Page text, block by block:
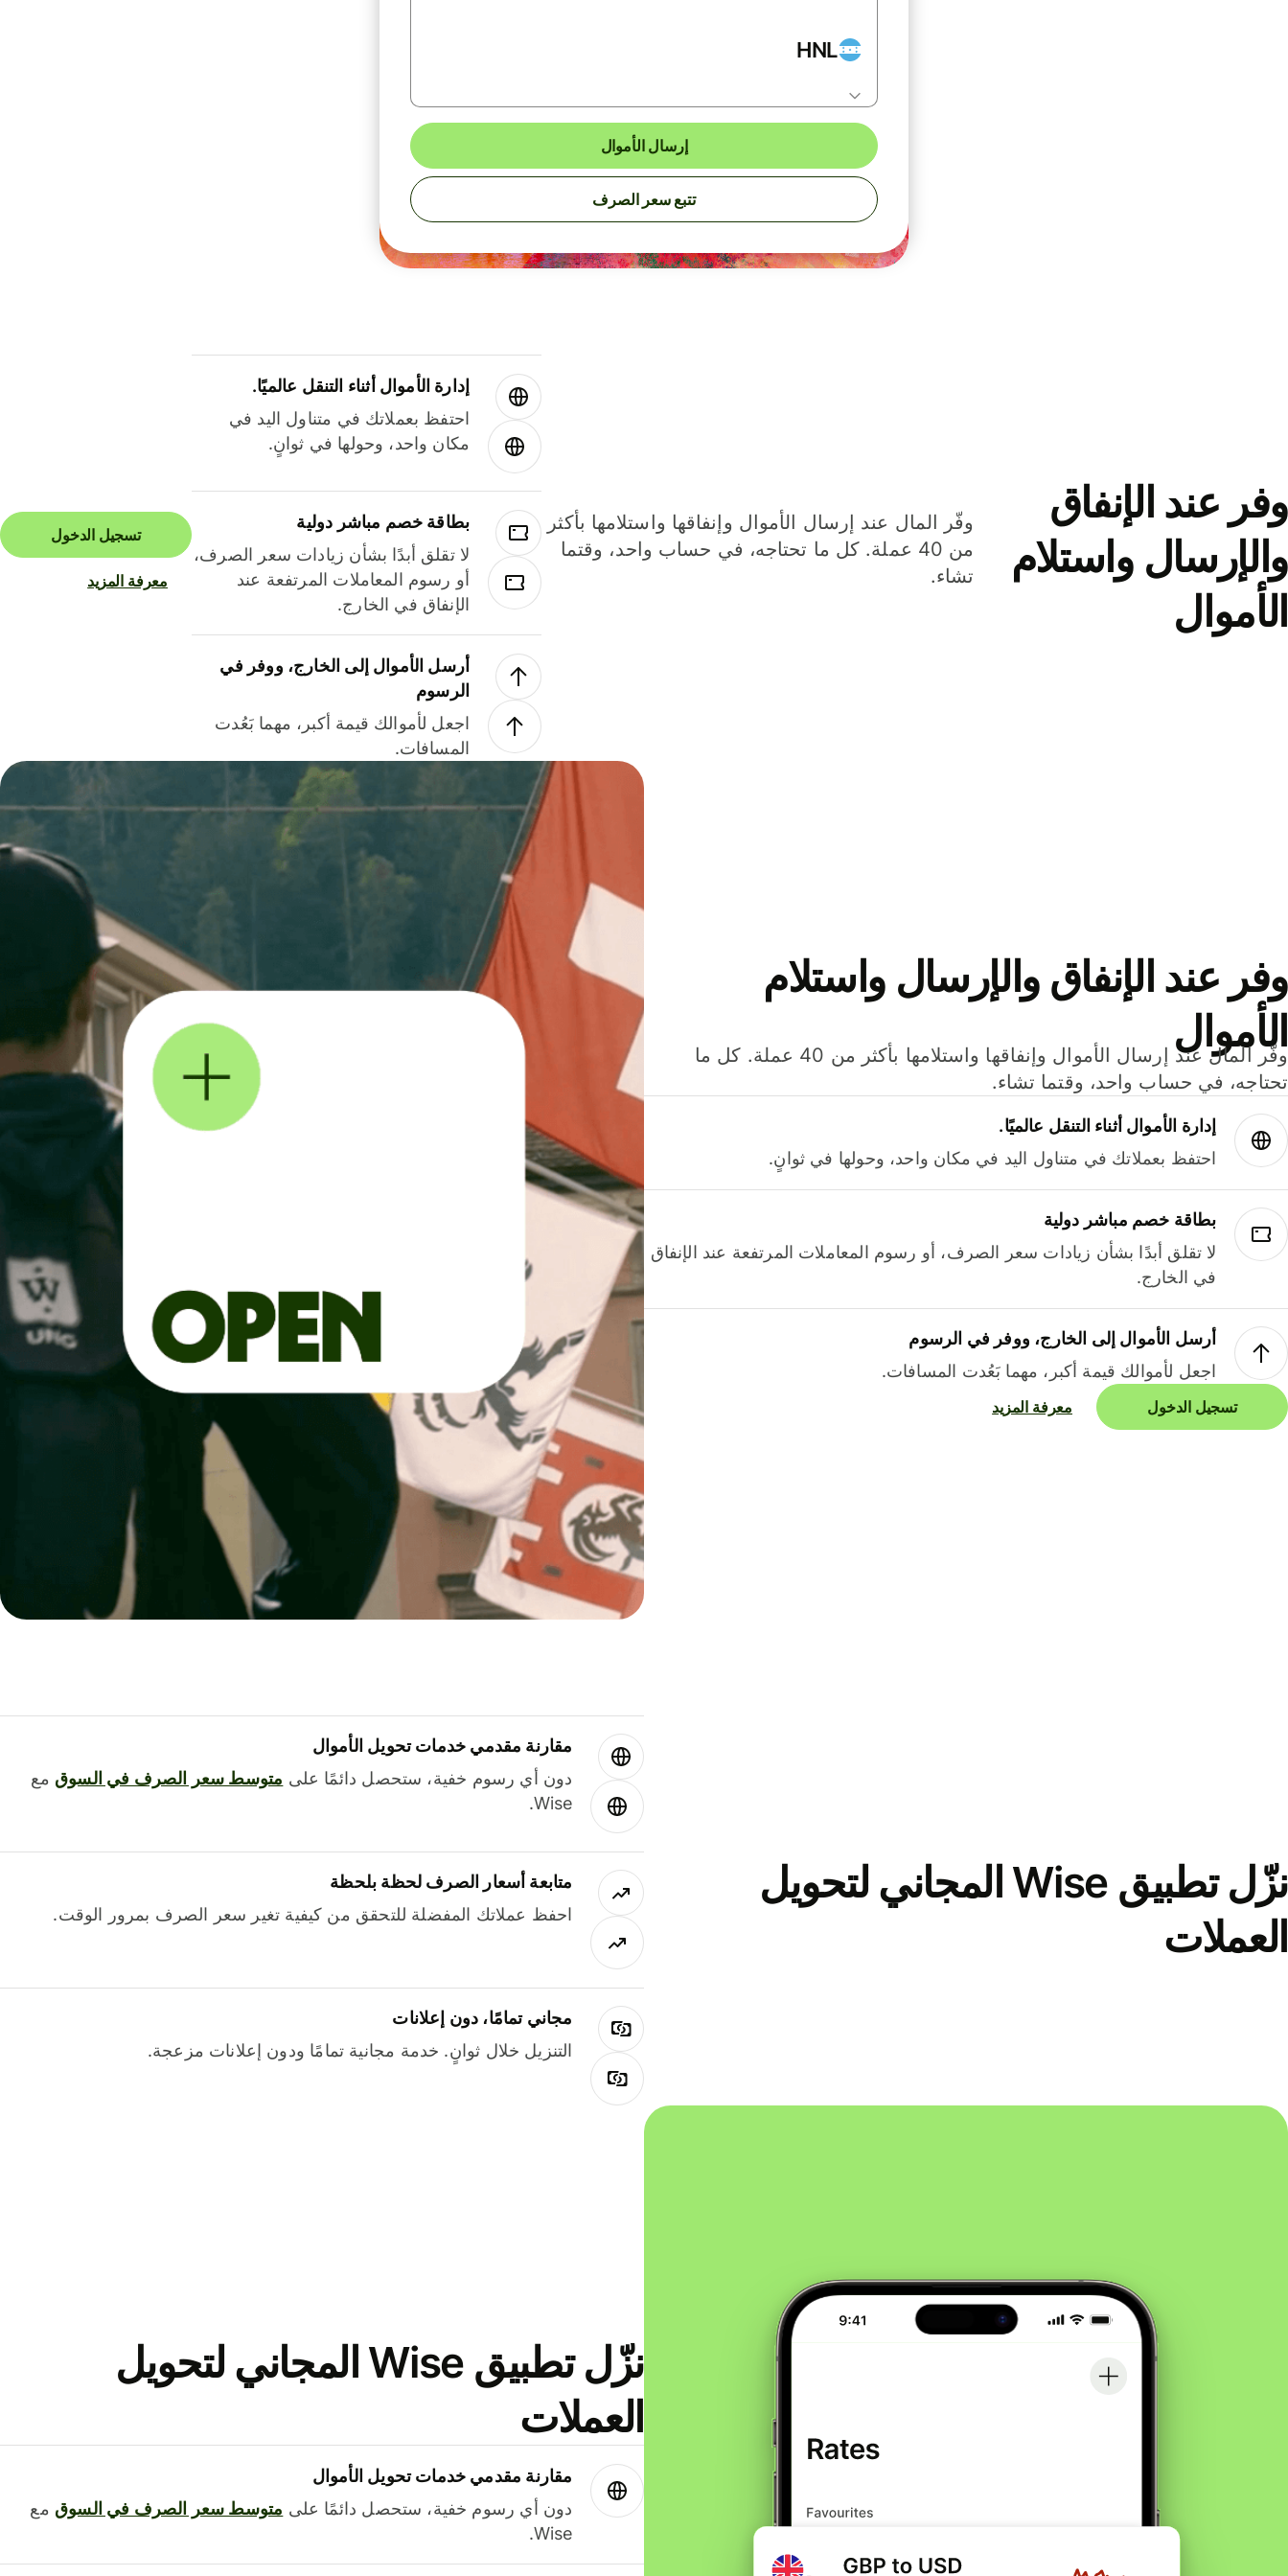
HNL
إرسال الأموال
تتبع سعر الصرف
وفر عند الإنفاق
والإرسال واستلام
الأموال
وفّر المال عند إرسال الأموال وإنفاقها واستلامها بأكثر
من 40 عملة. كل ما تحتاجه، في حساب واحد، وقتما
تشاء.
إدارة الأموال أثناء التنقل عالميًا.
احتفظ بعملاتك في متناول اليد في
مكان واحد، وحولها في ثوانٍ.
بطاقة خصم مباشر دولية
لا تقلق أبدًا بشأن زيادات سعر الصرف،
أو رسوم المعاملات المرتفعة عند
الإنفاق في الخارج.
أرسل الأموال إلى الخارج، ووفر في
الرسوم
اجعل لأموالك قيمة أكبر، مهما بَعُدت
المسافات.
تسجيل الدخول
معرفة المزيد
وفر عند الإنفاق والإرسال واستلام
الأموال
وفّر المال عند إرسال الأموال وإنفاقها واستلامها بأكثر من 40 عملة. كل ما
تحتاجه، في حساب واحد، وقتما تشاء.
إدارة الأموال أثناء التنقل عالميًا.
احتفظ بعملاتك في متناول اليد في مكان واحد، وحولها في ثوانٍ.
بطاقة خصم مباشر دولية
لا تقلق أبدًا بشأن زيادات سعر الصرف، أو رسوم المعاملات المرتفعة عند الإنفاق
في الخارج.
أرسل الأموال إلى الخارج، ووفر في الرسوم
اجعل لأموالك قيمة أكبر، مهما بَعُدت المسافات.
تسجيل الدخول معرفة المزيد
نزّل تطبيق Wise المجاني لتحويل
العملات
مقارنة مقدمي خدمات تحويل الأموال
دون أي رسوم خفية، ستحصل دائمًا على متوسط ​​سعر الصرف في السوق مع
Wise.
متابعة أسعار الصرف لحظة بلحظة
احفظ عملاتك المفضلة للتحقق من كيفية تغير سعر الصرف بمرور الوقت.
مجاني تمامًا، دون إعلانات
التنزيل خلال ثوانٍ. خدمة مجانية تمامًا ودون إعلانات مزعجة.
نزّل تطبيق Wise المجاني لتحويل
العملات
مقارنة مقدمي خدمات تحويل الأموال
دون أي رسوم خفية، ستحصل دائمًا على متوسط ​​سعر الصرف في السوق مع
Wise.